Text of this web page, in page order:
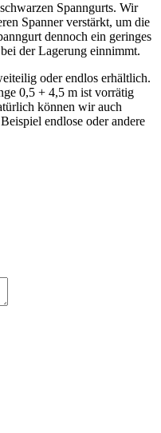
Spanngurts. Wir
Spanner verstärkt, um die
dennoch ein geringes
der Lagerung einnimmt.
oder endlos erhältlich.
0,5 + 4,5 m ist vorrätig
können wir auch
endlose oder andere